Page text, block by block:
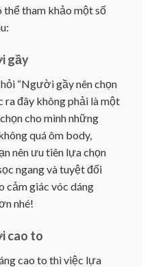
thể tham khảo một số
gầy
“Người gầy nên chọn
ra đây không phải là một
cho mình những
quá ôm body,
nên ưu tiên lựa chọn
ngang và tuyệt đối
cảm giác vóc dáng
nhé!
cao to
cao to thì việc lựa